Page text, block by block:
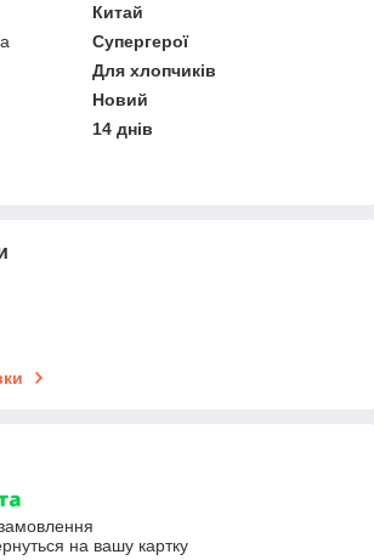
Китай
Супергерої
Для хлопчиків
Новий
14 днів
на вашу картку